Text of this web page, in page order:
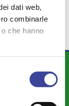
dati web,
combinarle
che hanno